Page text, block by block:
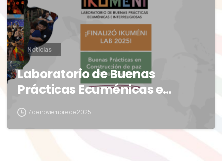
Noticias
Laboratorio de Buenas
Prácticas Ecuménicas e…
7 de noviembre de 2025